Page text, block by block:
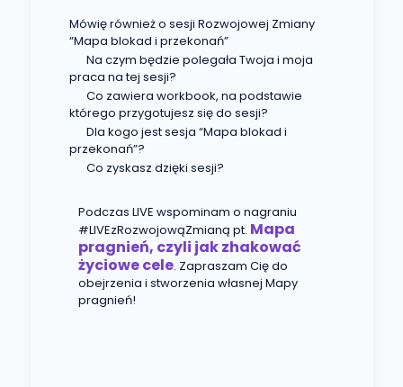
Mówię również o sesji Rozwojowej Zmiany
“Mapa blokad i przekonań”
Na czym będzie polegała Twoja i moja
praca na tej sesji?
Co zawiera workbook, na podstawie
którego przygotujesz się do sesji?
Dla kogo jest sesja “Mapa blokad i
przekonań”?
Co zyskasz dzięki sesji?
Podczas LIVE wspominam o nagraniu
#LIVEzRozwojowąZmianą pt. Mapa
pragnień, czyli jak zhakować
życiowe cele. Zapraszam Cię do
obejrzenia i stworzenia własnej Mapy
pragnień!